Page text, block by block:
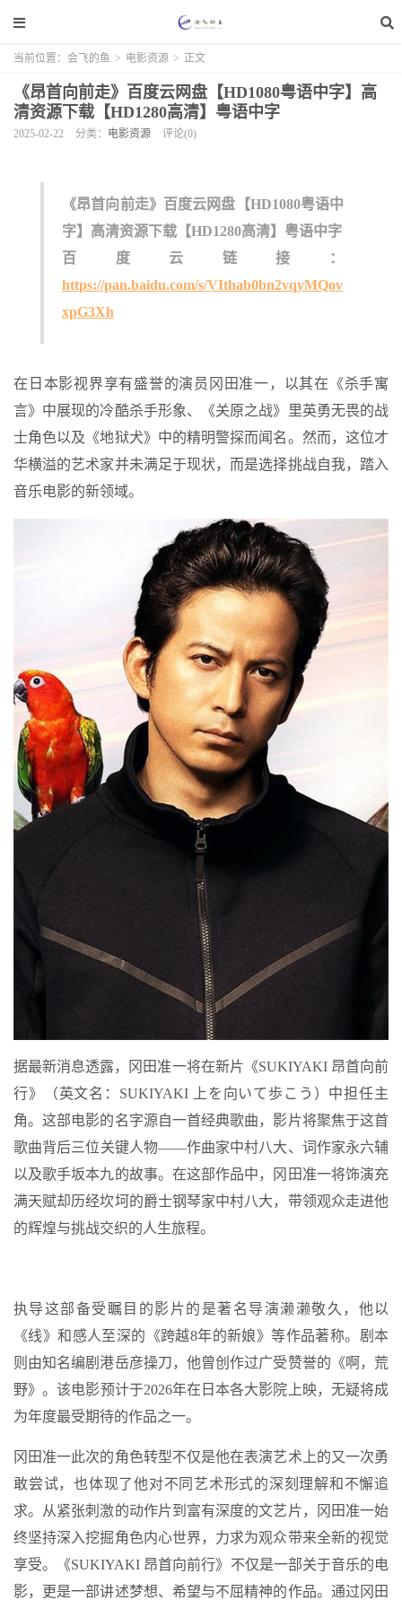
当前位置： 会飞的鱼 > 电影资源 > 正文
《昂首向前走》百度云网盘【HD1080粤语中字】高
清资源下载【HD1280高清】粤语中字
2025-02-22 分类： 电影资源 评论(0)
《昂首向前走》百度云网盘【HD1080粤语中
字】高清资源下载【HD1280高清】粤语中字
百度云链接：
https://pan.baidu.com/s/VIthab0bn2vqyMQov
xpG3Xh
在日本影视界享有盛誉的演员冈田准一，以其在《杀手寓
言》中展现的冷酷杀手形象、《关原之战》里英勇无畏的战
士角色以及《地狱犬》中的精明警探而闻名。然而，这位才
华横溢的艺术家并未满足于现状，而是选择挑战自我，踏入
音乐电影的新领域。
据最新消息透露，冈田准一将在新片《SUKIYAKI 昂首向前
行》（英文名：SUKIYAKI 上を向いて歩こう）中担任主
角。这部电影的名字源自一首经典歌曲，影片将聚焦于这首
歌曲背后三位关键人物——作曲家中村八大、词作家永六辅
以及歌手坂本九的故事。在这部作品中，冈田准一将饰演充
满天赋却历经坎坷的爵士钢琴家中村八大，带领观众走进他
的辉煌与挑战交织的人生旅程。
执导这部备受瞩目的影片的是著名导演濑濑敬久，他以
《线》和感人至深的《跨越8年的新娘》等作品著称。剧本
则由知名编剧港岳彦操刀，他曾创作过广受赞誉的《啊，荒
野》。该电影预计于2026年在日本各大影院上映，无疑将成
为年度最受期待的作品之一。
冈田准一此次的角色转型不仅是他在表演艺术上的又一次勇
敢尝试，也体现了他对不同艺术形式的深刻理解和不懈追
求。从紧张刺激的动作片到富有深度的文艺片，冈田准一始
终坚持深入挖掘角色内心世界，力求为观众带来全新的视觉
享受。《SUKIYAKI 昂首向前行》不仅是一部关于音乐的电
影，更是一部讲述梦想、希望与不屈精神的作品。通过冈田